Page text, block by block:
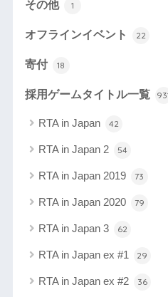
その他 1
オフラインイベント 22
寄付 18
採用ゲームタイトル一覧
RTA in Japan 42
RTA in Japan 2 54
RTA in Japan 2019 73
RTA in Japan 2020 79
RTA in Japan 3 62
RTA in Japan ex #1 29
RTA in Japan ex #2 36